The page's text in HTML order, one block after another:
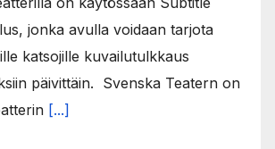
jonka avulla voidaan tarjota
katsojille kuvailutulkkaus
päivittäin. Svenska Teatern on
[...]